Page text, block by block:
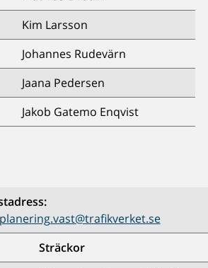
Kim Larsson
Johannes Rudevärn
Jaana Pedersen
Jakob Gatemo Enqvist
Sträckor